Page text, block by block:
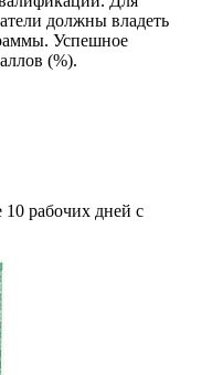
должны владеть
Успешное
(%).
10 рабочих дней с